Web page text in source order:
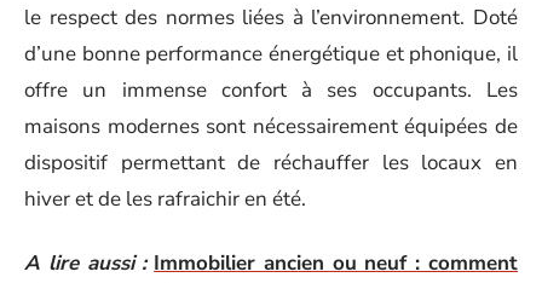
le respect des normes liées à l’environnement. Doté
d’une bonne performance énergétique et phonique, il
offre un immense confort à ses occupants. Les
maisons modernes sont nécessairement équipées de
dispositif permettant de réchauffer les locaux en
hiver et de les rafraichir en été.
A lire aussi : Immobilier ancien ou neuf : comment